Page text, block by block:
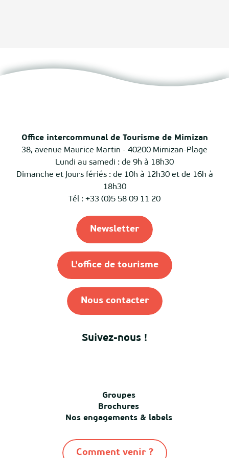
Office intercommunal de Tourisme de Mimizan
38, avenue Maurice Martin - 40200 Mimizan-Plage
Lundi au samedi : de 9h à 18h30
Dimanche et jours fériés : de 10h à 12h30 et de 16h à
18h30
Tél : +33 (0)5 58 09 11 20
Newsletter
L'office de tourisme
Nous contacter
Suivez-nous !
Groupes
Brochures
Nos engagements & labels
Comment venir ?